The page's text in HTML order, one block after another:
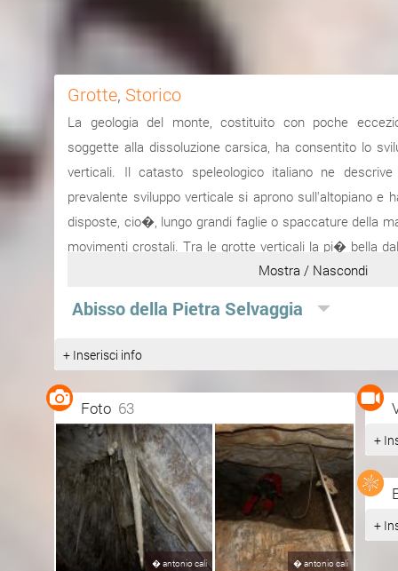
Grotte, Storico
La geologia del monte, costituito con poche
soggette alla dissoluzione carsica, ha consentito lo
verticali. Il catasto speleologico italiano ne
prevalente sviluppo verticale si aprono sull'altopiano e
disposte, cio�, lungo grandi faglie o spaccature della
movimenti crostali. Tra le grotte verticali la pi� bella
� l'Abisso della Pietra Selvaggia, profonda 171 metri, le
venti agli anni cinquanta.
Fonte:http://www.artemisia...
Mostra / Nascondi
Abisso della Pietra Selvaggia
+ Inserisci info
Foto 63
�antonio cali �antonio cali
+
+